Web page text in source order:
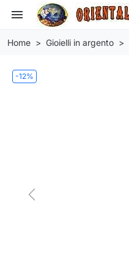
menu
Home Gioielli in argento
-12%
Previous